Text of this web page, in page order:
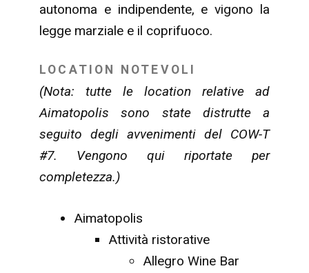
autonoma e indipendente, e vigono la
legge marziale e il coprifuoco.
LOCATION NOTEVOLI
(Nota: tutte le location relative ad
Aimatopolis sono state distrutte a
seguito degli avvenimenti del COW-T
#7. Vengono qui riportate per
completezza.)
Aimatopolis
Attività ristorative
Allegro Wine Bar